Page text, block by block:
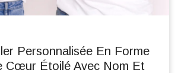
Personnalisée En Forme
Cœur Étoilé Avec Nom Et